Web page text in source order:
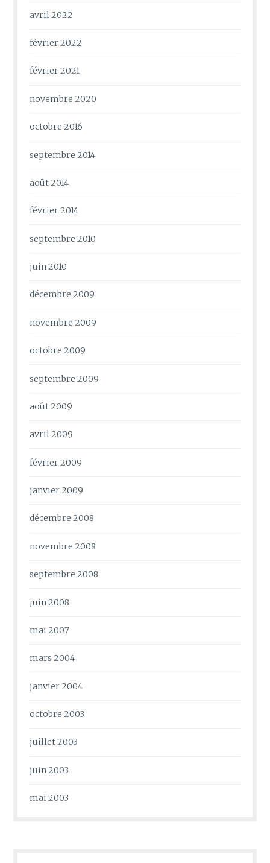
avril 2022
février 2022
février 2021
novembre 2020
octobre 2016
septembre 2014
août 2014
février 2014
septembre 2010
juin 2010
décembre 2009
novembre 2009
octobre 2009
septembre 2009
août 2009
avril 2009
février 2009
janvier 2009
décembre 2008
novembre 2008
septembre 2008
juin 2008
mai 2007
mars 2004
janvier 2004
octobre 2003
juillet 2003
juin 2003
mai 2003